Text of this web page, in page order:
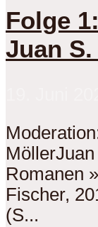
Folge
Juan
Romanen
Fischer,
(S...